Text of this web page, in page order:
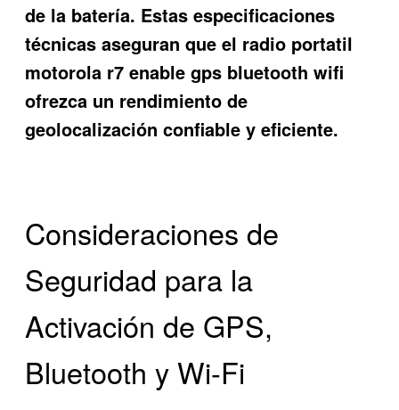
de la batería. Estas especificaciones
técnicas aseguran que el radio portatil
motorola r7 enable gps bluetooth wifi
ofrezca un rendimiento de
geolocalización confiable y eficiente.
Consideraciones de
Seguridad para la
Activación de GPS,
Bluetooth y Wi-Fi